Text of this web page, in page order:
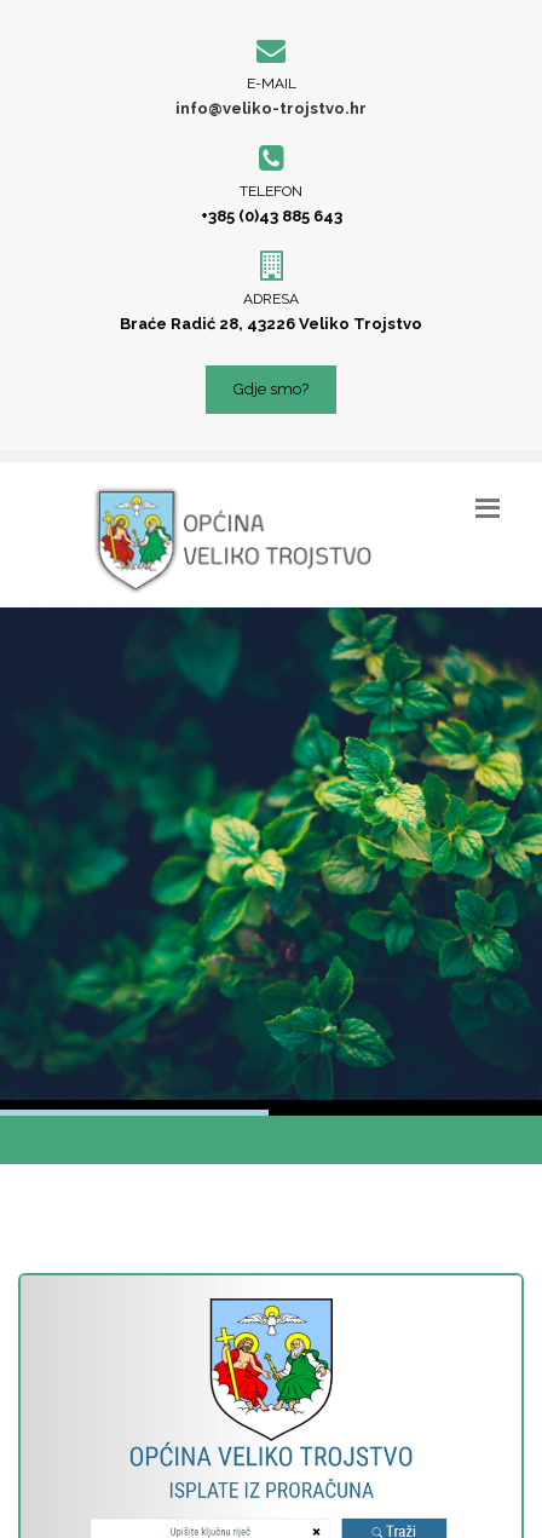
E-MAIL
info@veliko-trojstvo.hr
TELEFON
+385 (0)43 885 643
ADRESA
Braće Radić 28, 43226 Veliko Trojstvo
Gdje smo?